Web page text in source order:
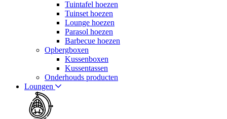
Tuintafel hoezen
Tuinset hoezen
Lounge hoezen
Parasol hoezen
Barbecue hoezen
Opbergboxen
Kussenboxen
Kussentassen
Onderhouds producten
Loungen